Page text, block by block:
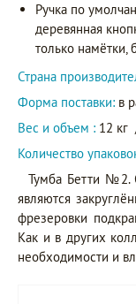
Ручка по
деревянная
только намётки,
Страна
Форма поставки: в
Вес и объем : 12 кг
Количество
Тумба Бетти №2.
являются
фрезеровки
Как и в других
необходимости и